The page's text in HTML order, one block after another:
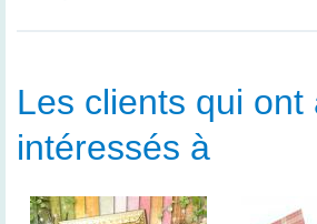
Les clients qui
intéressés à